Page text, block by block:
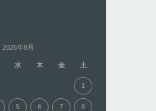
2026年8月
水 木 金 土
1
5 6 7 8